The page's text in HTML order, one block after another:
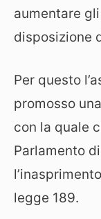
aumentare
disposizione
Per questo
promosso
con la quale
Parlamento
legge 189.